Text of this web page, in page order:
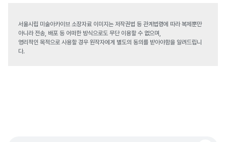
서울시립 미술아카이브 소장자료 이미지는 저작권법 등 관계법령에 따라 복제뿐만
아니라 전송, 배포 등 어떠한 방식으로도 무단 이용할 수 없으며,
영리적인 목적으로 사용할 경우 원작자에게 별도의 동의를 받아야함을 알려드립니
다.